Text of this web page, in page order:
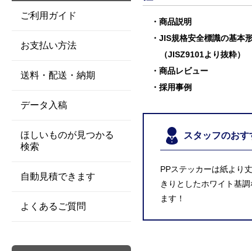
商品説明
JIS規格安全標識の基本
（JISZ9101より抜粋）
商品レビュー
採用事例
スタッフのおす
PPステッカーは紙より
きりとしたホワイト基
ます！
ご利用ガイド
お支払い方法
送料・配送・納期
データ入稿
ほしいものが見つかる
検索
自動見積できます
よくあるご質問